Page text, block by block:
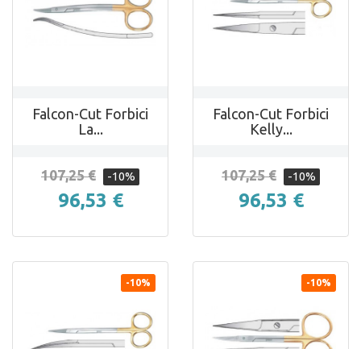
Falcon-Cut Forbici
La...
107,25 € -10%
96,53 €
Falcon-Cut Forbici
Kelly...
107,25 € -10%
96,53 €
-10% -10%